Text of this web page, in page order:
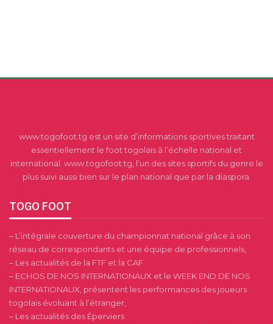
www.togofoot.tg est un site d’informations sportives traitant
essentiellement le foot togolais à l’échelle national et
international. www.togofoot.tg, l’un des sites sportifs du genre le
plus suivi aussi bien sur le plan national que par la diaspora.
TOGO FOOT
– L’intégrale couverture du championnat national grâce à son
réseau de correspondants et une équipe de professionnels,
– Les actualités de la FTF et la CAF
– ECHOS DE NOS INTERNATIONAUX et le WEEK END DE NOS
INTERNATIONAUX, présentent les performances des joueurs
togolais évoluant à l’étranger,
– Les actualités des Éperviers